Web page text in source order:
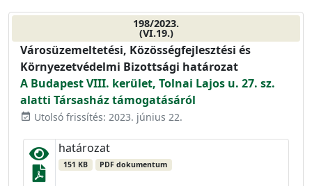
198/2023.
(VI.19.)
Városüzemeltetési, Közösségfejlesztési és
Környezetvédelmi Bizottsági határozat
A Budapest VIII. kerület, Tolnai Lajos u. 27. sz.
alatti Társasház támogatásáról
event_available Utolsó frissítés: 2023. június 22.
határozat
151 KB PDF dokumentum